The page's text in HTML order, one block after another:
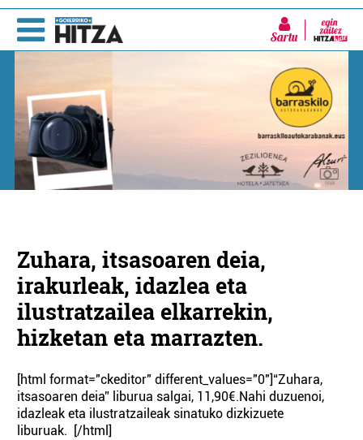
Sartu
Zuhara, itsasoaren deia,
irakurleak, idazlea eta
ilustratzailea elkarrekin,
hizketan eta marrazten.
[html format="ckeditor" different_values="0"]“Zuhara,
itsasoaren deia” liburua salgai, 11,90€.Nahi duzuenoi,
idazleak eta ilustratzaileak sinatuko dizkizuete
liburuak. [/html]